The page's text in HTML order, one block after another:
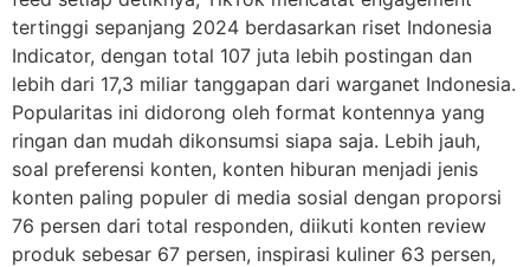
tertinggi sepanjang 2024 berdasarkan riset Indonesia
Indicator, dengan total 107 juta lebih postingan dan
lebih dari 17,3 miliar tanggapan dari warganet Indonesia.
Popularitas ini didorong oleh format kontennya yang
ringan dan mudah dikonsumsi siapa saja. Lebih jauh,
soal preferensi konten, konten hiburan menjadi jenis
konten paling populer di media sosial dengan proporsi
76 persen dari total responden, diikuti konten review
produk sebesar 67 persen, inspirasi kuliner 63 persen,